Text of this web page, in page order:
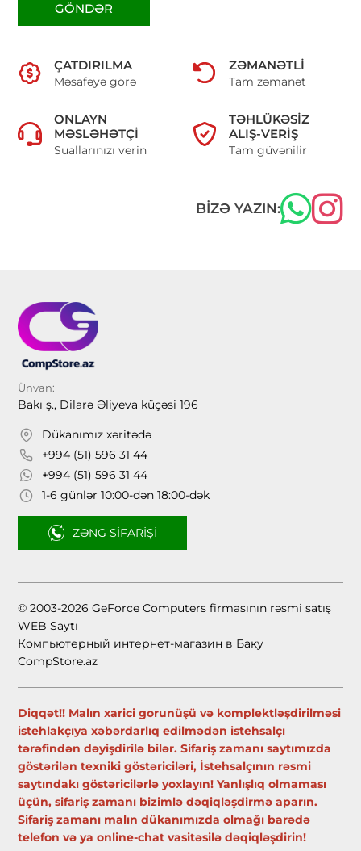
GÖNDƏR
ÇATDIRILMA
Məsafəyə görə
ZƏMANƏTLI
Tam zəmanət
ONLAYN
MƏSLƏHƏTÇI
Suallarınızı verin
TƏHLÜKƏSIZ
ALIŞ-VERIŞ
Tam güvənilir
BIZƏ YAZIN:
Ünvan:
Bakı ş., Dilarə Əliyeva küçəsi 196
Dükanımız xəritədə
+994 (51) 596 31 44
+994 (51) 596 31 44
1-6 günlər 10:00-dən 18:00-dək
ZƏNG SIFARIŞI
© 2003-2026 GeForce Computers firmasının rəsmi satış
WEB Saytı
Компьютерный интернет-магазин в Баку
CompStore.az
Diqqət!! Malın xarici gorunüşü və komplektləşdirilməsi
istehlakçıya xəbərdarlıq edilmədən istehsalçı
tərəfindən dəyişdirilə bilər. Sifariş zamanı saytımızda
göstərilən texniki göstəriciləri, İstehsalçının rəsmi
saytındakı göstəricilərlə yoxlayın! Yanlışlıq olmaması
üçün, sifariş zamanı bizimlə dəqiqləşdirmə aparın.
Sifariş zamanı malın dükanımızda olmağı barədə
telefon və ya online-chat vasitəsilə dəqiqləşdirin!